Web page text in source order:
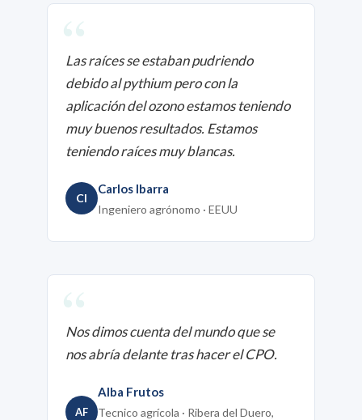
“
Las raíces se estaban pudriendo
debido al pythium pero con la
aplicación del ozono estamos teniendo
muy buenos resultados. Estamos
teniendo raíces muy blancas.
CI
Carlos Ibarra
Ingeniero agrónomo · EEUU
“
Nos dimos cuenta del mundo que se
nos abría delante tras hacer el CPO.
AF
Alba Frutos
Tecnico agrícola · Ribera del Duero,